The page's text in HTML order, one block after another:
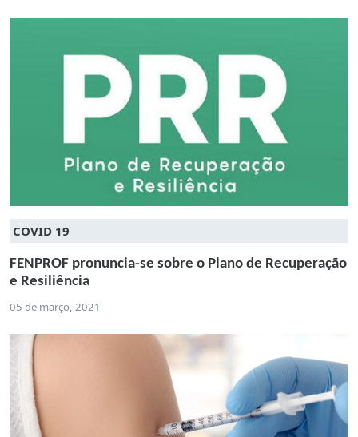
COVID 19
FENPROF pronuncia-se sobre o Plano de Recuperação
e Resiliência
05 de março, 2021